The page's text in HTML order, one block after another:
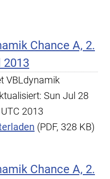
Chance A, 2.
2013
VBLdynamik
Sun Jul 28
2013
(PDF, 328 KB)
Chance A, 2.